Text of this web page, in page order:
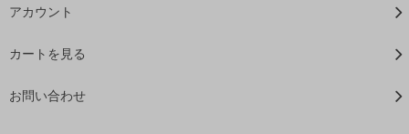
アカウント
カートを見る
お問い合わせ